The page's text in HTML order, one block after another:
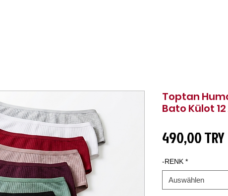
Toptan
Bato Külot
490,00 TRY
-RENK *
Auswählen